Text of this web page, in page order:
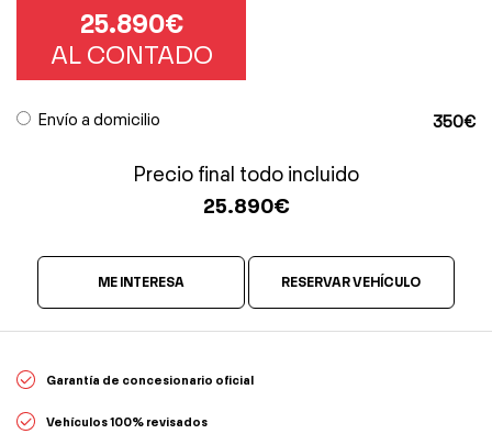
25.890€
AL CONTADO
Envío a domicilio 350€
Precio final todo incluido
25.890€
ME INTERESA RESERVAR VEHÍCULO
Garantía de concesionario oficial
Vehículos 100% revisados